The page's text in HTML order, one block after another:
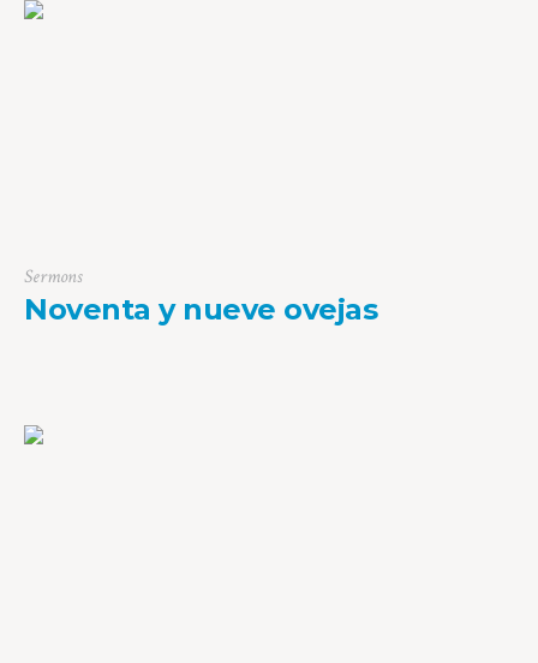
Sermons
Noventa y nueve ovejas